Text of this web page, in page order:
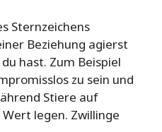
Sternzeichens
Beziehung agierst
hast. Zum Beispiel
zu sein und
Stiere auf
legen. Zwillinge